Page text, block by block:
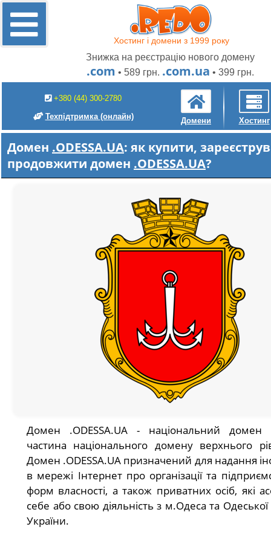
Хостинг і домени з 1999 року
Знижка на реєстрацію нового домену
.com • 589 грн. .com.ua • 399 грн.
+380 (44) 300-2780
Техпідтримка (онлайн) Домени Хостинг
Домен .ODESSA.UA: як купити,
продовжити домен .ODESSA.UA?
Домен .ODESSA.UA - національний домен
частина національного домену верхнього
Домен .ODESSA.UA призначений для надання
в мережі Інтернет про організації та
форм власності, а також приватних осіб, які
себе або свою діяльність з м.Одеса та
України.